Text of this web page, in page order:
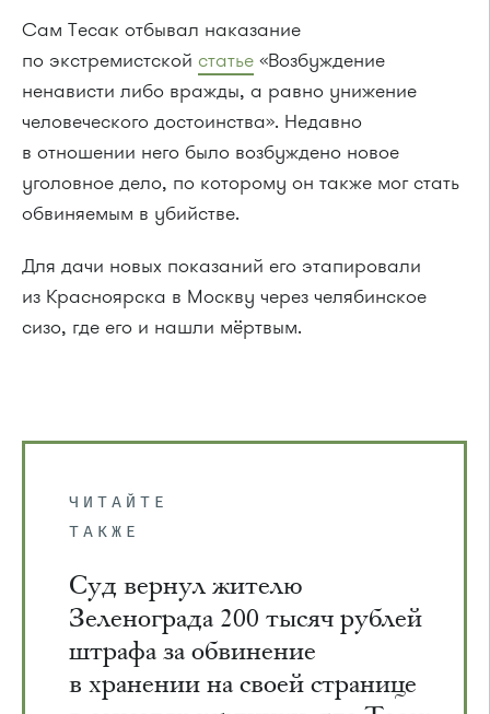
Сам Тесак отбывал наказание
по экстремистской статье «Возбуждение
ненависти либо вражды, а равно унижение
человеческого достоинства». Недавно
в отношении него было возбуждено новое
уголовное дело, по которому он также мог стать
обвиняемым в убийстве.
Для дачи новых показаний его этапировали
из Красноярска в Москву через челябинское
сизо, где его и нашли мёртвым.
ЧИТАЙТЕ
ТАКЖЕ
Суд вернул жителю
Зеленограда 200 тысяч рублей
штрафа за обвинение
в хранении на своей странице